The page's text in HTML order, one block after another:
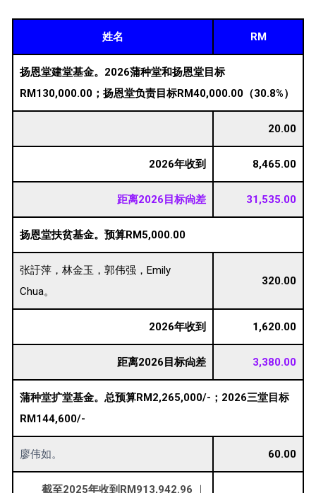
姓名 RM
扬恩堂建堂基金。2026蒲种堂和扬恩堂目标
RM130,000.00；扬恩堂负责目标RM40,000.00（30.8%）
20.00
2026年收到 8,465.00
距离2026目标尙差 31,535.00
扬恩堂扶贫基金。预算RM5,000.00
张訏萍，林金玉，郭伟强，Emily
Chua。
320.00
2026年收到 1,620.00
距离2026目标尙差 3,380.00
蒲种堂扩堂基金。总预算RM2,265,000/-；2026三堂目标
RM144,600/-
廖伟如。 60.00
截至2025年收到RM913,942.96 ｜